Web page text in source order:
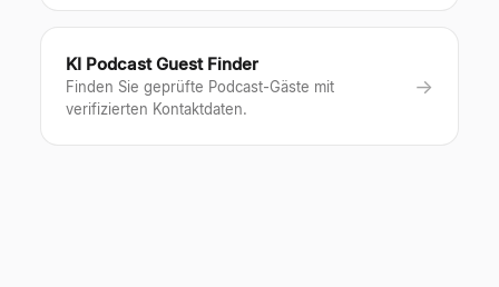
KI Podcast Guest Finder
Finden Sie geprüfte Podcast-Gäste mit
verifizierten Kontaktdaten.
→